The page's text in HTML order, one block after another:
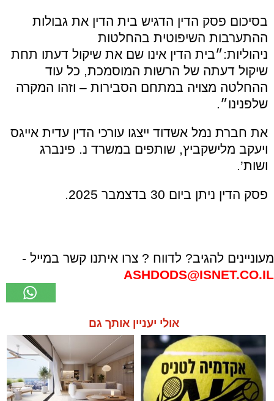
בסיכום פסק הדין הדגיש בית הדין את גבולות
ההתערבות השיפוטית בהחלטות
ניהוליות:״בית הדין אינו שם את שיקול דעתו תחת
שיקול דעתה של הרשות המוסמכת, כל עוד
ההחלטה מצויה במתחם הסבירות – וזהו המקרה
שלפנינו״.
את חברת נמל אשדוד ייצגו עורכי הדין עדית אייגס
ויעקב מלישקביץ, שותפים במשרד נ. פינברג
ושות’.
פסק הדין ניתן ביום 30 בדצמבר 2025.
מעוניינים להגיב? לדווח ? צרו איתנו קשר במייל -
ASHDODS@ISNET.CO.IL
אולי יעניין אותך גם